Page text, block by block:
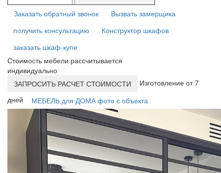
Заказать обратный звонок
Вызвать замерщика
получить консультацию
Конструктор шкафов
заказать шкаф-купе
Стоимость мебели рассчитывается
индивидуально
ЗАПРОСИТЬ РАСЧЕТ СТОИМОСТИ
Изготовление от 7
дней
МЕБЕЛЬ для ДОМА фото с объекта